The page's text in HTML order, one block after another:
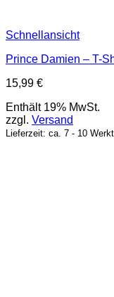
Schnellansicht
Prince Damien – T-
15,99 €
Enthält 19% MwSt.
zzgl. Versand
Lieferzeit: ca. 7 - 10